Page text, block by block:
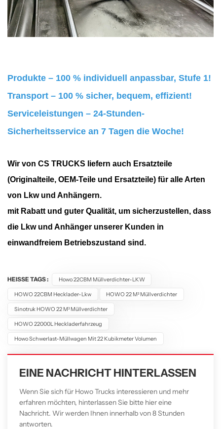
Produkte – 100 % individuell anpassbar, Stufe 1!
Transport – 100 % sicher, bequem, effizient!
Serviceleistungen – 24-Stunden-
Sicherheitsservice an 7 Tagen die Woche!
Wir von CS TRUCKS liefern auch Ersatzteile
(Originalteile, OEM-Teile und Ersatzteile) für alle Arten
von Lkw und Anhängern.
mit Rabatt und guter Qualität, um sicherzustellen, dass
die Lkw und Anhänger unserer Kunden in
einwandfreiem Betriebszustand sind.
HEISSE TAGS : Howo 22CBM Müllverdichter-LKW
HOWO 22CBM Hecklader-Lkw HOWO 22 M³ Müllverdichter
Sinotruk HOWO 22 M³ Müllverdichter
HOWO 22000L Heckladerfahrzeug
Howo Schwerlast-Müllwagen Mit 22 Kubikmeter Volumen
EINE NACHRICHT HINTERLASSEN
Wenn Sie sich für Howo Trucks interessieren und mehr
erfahren möchten, hinterlassen Sie bitte hier eine
Nachricht. Wir werden Ihnen innerhalb von 8 Stunden
antworten.